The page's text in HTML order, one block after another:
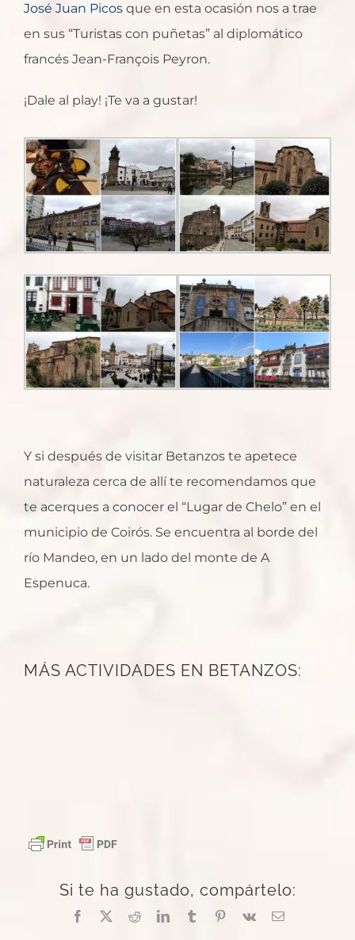
José Juan Picos que en esta ocasión nos a trae
en sus “Turistas con puñetas” al diplomático
francés Jean-François Peyron.
¡Dale al play! ¡Te va a gustar!
Y si después de visitar Betanzos te apetece
naturaleza cerca de allí te recomendamos que
te acerques a conocer el “Lugar de Chelo” en el
municipio de Coirós. Se encuentra al borde del
río Mandeo, en un lado del monte de A
Espenuca.
MÁS ACTIVIDADES EN BETANZOS:
Si te ha gustado, compártelo:
Facebook
X RedditLinkedInTumblrPinterest
Vk
Correo